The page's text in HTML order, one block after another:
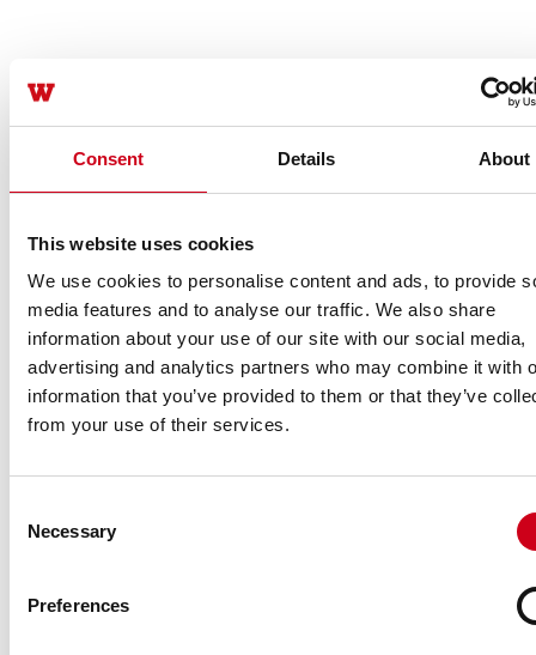
Consent Details About
This website uses cookies
We use cookies to personalise content and ads, to provide
media features and to analyse our traffic. We also share
information about your use of our site with our social media,
advertising and analytics partners who may combine it with
information that you’ve provided to them or that they’ve
from your use of their services.
Selection
Necessary
Preferences